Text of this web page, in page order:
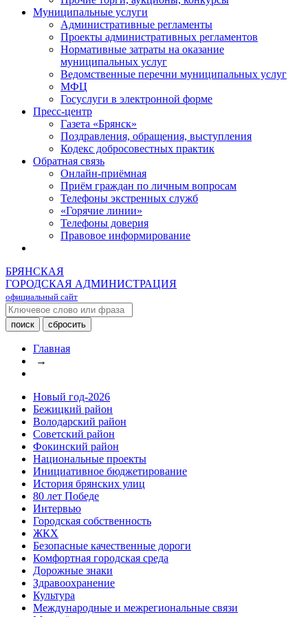
Муниципальные услуги
Административные регламенты
Проекты административных регламентов
Нормативные затраты на оказание
муниципальных услуг
Ведомственные перечни муниципальных услуг
МФЦ
Госуслуги в электронной форме
Пресс-центр
Газета «Брянск»
Поздравления, обращения, выступления
Кодекс добросовестных практик
Обратная связь
Онлайн-приёмная
Приём граждан по личным вопросам
Телефоны экстренных служб
«Горячие линии»
Телефоны доверия
Правовое информирование
БРЯНСКАЯ
ГОРОДСКАЯ АДМИНИСТРАЦИЯ
официальный сайт
Главная
→
Новый год-2026
Бежицкий район
Володарский район
Советский район
Фокинский район
Национальные проекты
Инициативное бюджетирование
История брянских улиц
80 лет Победе
Интервью
Городская собственность
ЖКХ
Безопасные качественные дороги
Комфортная городская среда
Дорожные знаки
Здравоохранение
Культура
Международные и межрегиональные связи